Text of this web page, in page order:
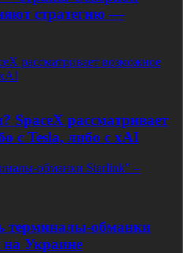
стратегию —
рассматривает возможное
SpaceX рассматривает
с Tesla, либо с xAI
обманки Starlink” –
терминалы-обманки
на Украине